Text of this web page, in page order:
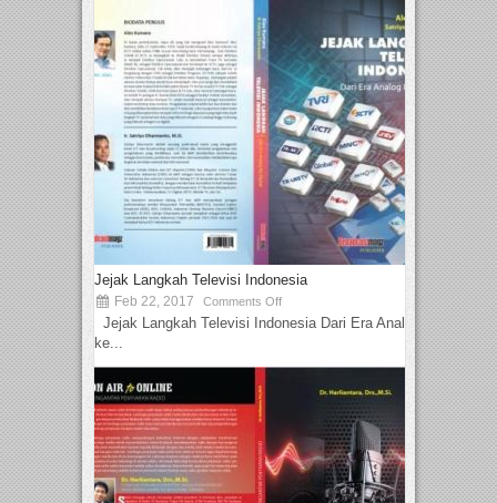
Jejak Langkah Televisi Indonesia
Feb 22, 2017 Comments Off
Jejak Langkah Televisi Indonesia Dari Era Analog
ke...